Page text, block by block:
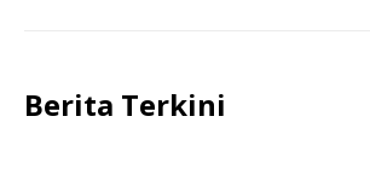
Berita Terkini